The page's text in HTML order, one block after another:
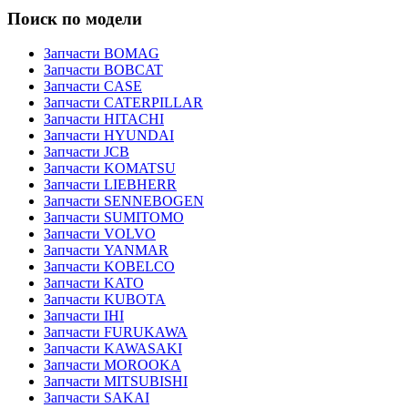
Поиск по модели
Запчасти BOMAG
Запчасти BOBCAT
Запчасти CASE
Запчасти CATERPILLAR
Запчасти HITACHI
Запчасти HYUNDAI
Запчасти JCB
Запчасти KOMATSU
Запчасти LIEBHERR
Запчасти SENNEBOGEN
Запчасти SUMITOMO
Запчасти VOLVO
Запчасти YANMAR
Запчасти KOBELCO
Запчасти KATO
Запчасти KUBOTA
Запчасти IHI
Запчасти FURUKAWA
Запчасти KAWASAKI
Запчасти MOROOKA
Запчасти MITSUBISHI
Запчасти SAKAI